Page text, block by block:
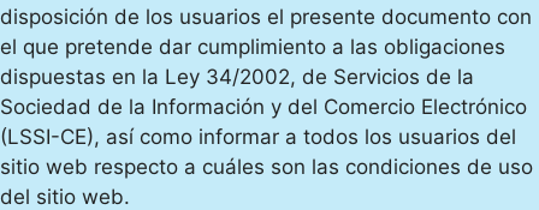
disposición de los usuarios el presente documento con
el que pretende dar cumplimiento a las obligaciones
dispuestas en la Ley 34/2002, de Servicios de la
Sociedad de la Información y del Comercio Electrónico
(LSSI-CE), así como informar a todos los usuarios del
sitio web respecto a cuáles son las condiciones de uso
del sitio web.